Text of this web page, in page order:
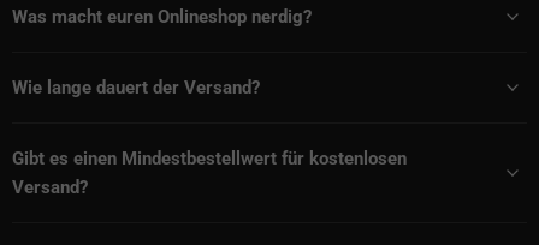
Was macht euren Onlineshop nerdig?
Wie lange dauert der Versand?
Gibt es einen Mindestbestellwert für kostenlosen
Versand?